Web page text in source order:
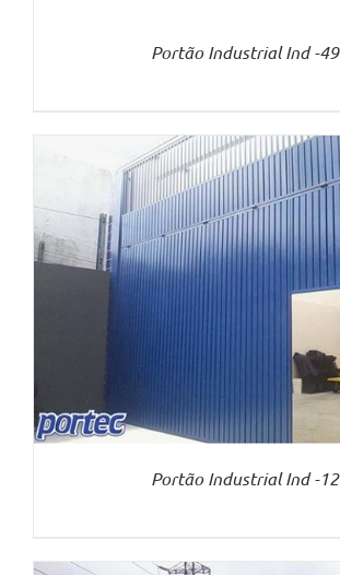
Portão Industrial Ind -49
Portão Industrial Ind -12